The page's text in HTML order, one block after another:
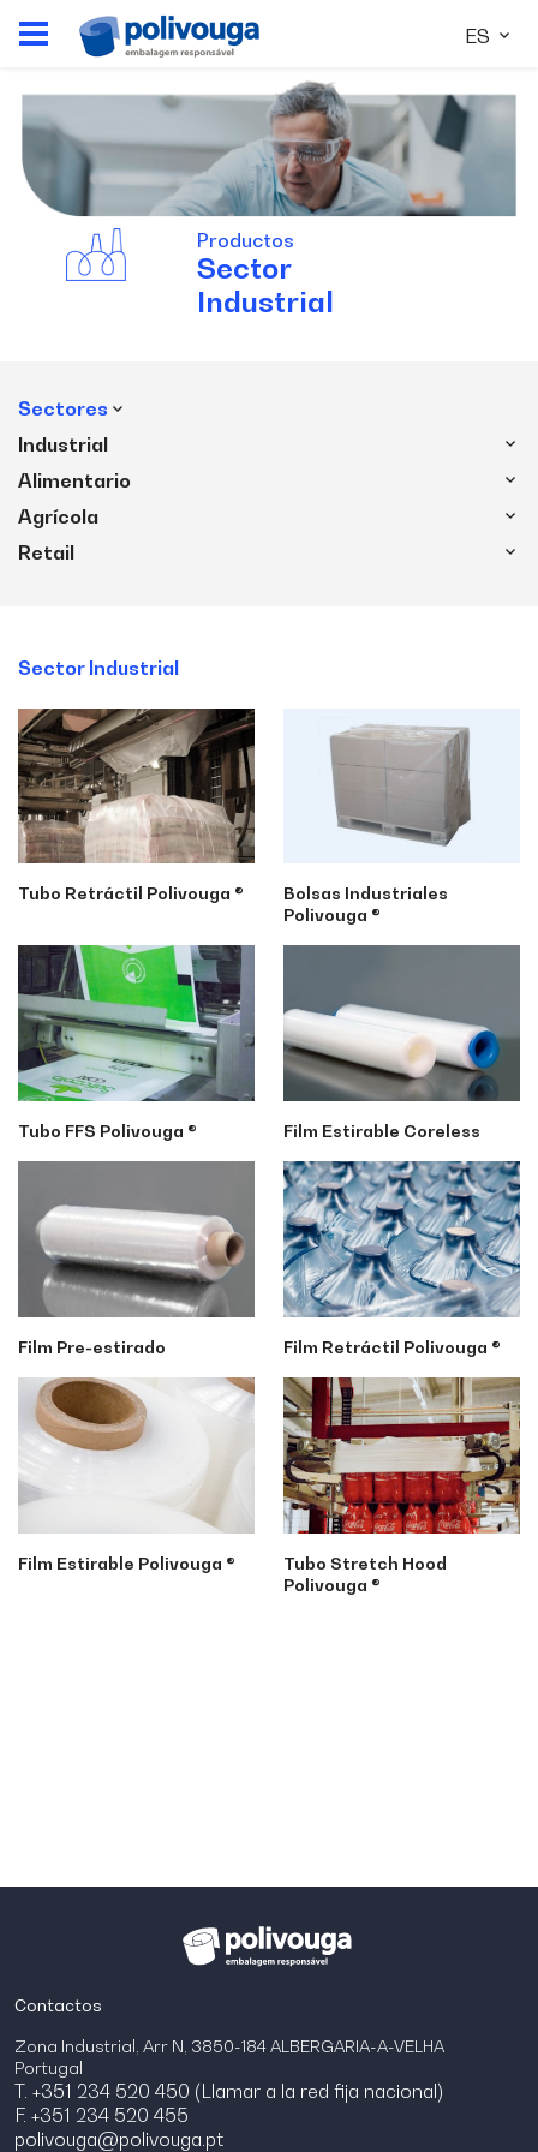
ES
Productos
Sector
Industrial
Sectores
Industrial
Alimentario
Agrícola
Retail
Sector Industrial
Tubo Retráctil Polivouga ®
Bolsas Industriales
Polivouga ®
Tubo FFS Polivouga ® Film Estirable Coreless
Film Pre-estirado Film Retráctil Polivouga ®
Film Estirable Polivouga ®
Tubo Stretch Hood
Polivouga ®
Contactos
Zona Industrial, Arr N, 3850-184 ALBERGARIA-A-VELHA
Portugal
T. +351 234 520 450 (Llamar a la red fija nacional)
F. +351 234 520 455
polivouga@polivouga.pt